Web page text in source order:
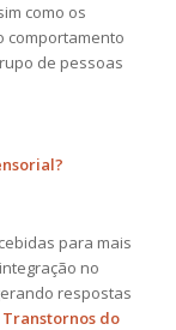
como os
comportamento
de pessoas
para mais
no
respostas
Transtornos do